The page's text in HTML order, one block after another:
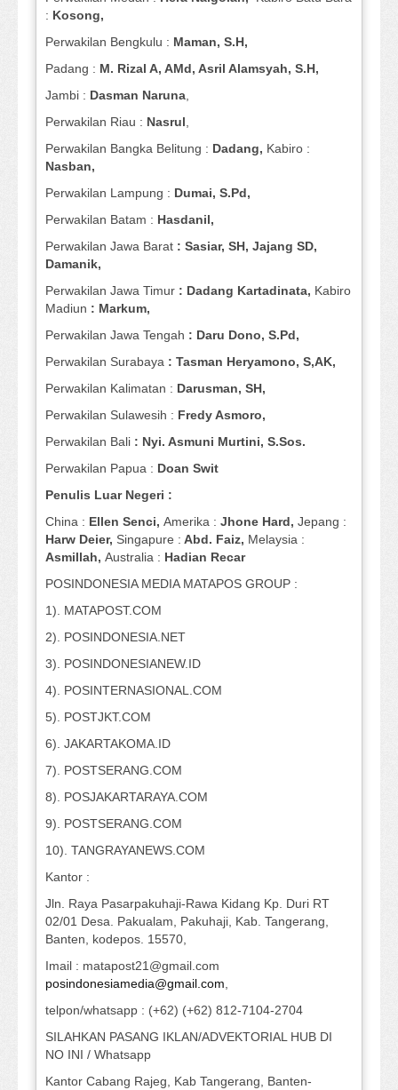
: Kosong,
Perwakilan Bengkulu : Maman, S.H,
Padang : M. Rizal A, AMd, Asril Alamsyah, S.H,
Jambi : Dasman Naruna,
Perwakilan Riau : Nasrul,
Perwakilan Bangka Belitung : Dadang, Kabiro :
Nasban,
Perwakilan Lampung : Dumai, S.Pd,
Perwakilan Batam : Hasdanil,
Perwakilan Jawa Barat : Sasiar, SH, Jajang SD,
Damanik,
Perwakilan Jawa Timur : Dadang Kartadinata, Kabiro
Madiun : Markum,
Perwakilan Jawa Tengah : Daru Dono, S.Pd,
Perwakilan Surabaya : Tasman Heryamono, S,AK,
Perwakilan Kalimatan : Darusman, SH,
Perwakilan Sulawesih : Fredy Asmoro,
Perwakilan Bali : Nyi. Asmuni Murtini, S.Sos.
Perwakilan Papua : Doan Swit
Penulis Luar Negeri :
China : Ellen Senci, Amerika : Jhone Hard, Jepang :
Harw Deier, Singapure : Abd. Faiz, Melaysia :
Asmillah, Australia : Hadian Recar
POSINDONESIA MEDIA MATAPOS GROUP :
1). MATAPOST.COM
2). POSINDONESIA.NET
3). POSINDONESIANEW.ID
4). POSINTERNASIONAL.COM
5). POSTJKT.COM
6). JAKARTAKOMA.ID
7). POSTSERANG.COM
8). POSJAKARTARAYA.COM
9). POSTSERANG.COM
10). TANGRAYANEWS.COM
Kantor :
Jln. Raya Pasarpakuhaji-Rawa Kidang Kp. Duri RT
02/01 Desa. Pakualam, Pakuhaji, Kab. Tangerang,
Banten, kodepos. 15570,
Imail : matapost21@gmail.com
posindonesiamedia@gmail.com,
telpon/whatsapp : (+62) (+62) 812-7104-2704
SILAHKAN PASANG IKLAN/ADVEKTORIAL HUB DI
NO INI / Whatsapp
Kantor Cabang Rajeg, Kab Tangerang, Banten-